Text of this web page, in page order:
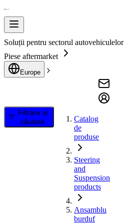
Soluții pentru sectorul autovehiculelor
Piese aftermarket
Europe
Filtrare și
căutare
Catalog
de
produse
Steering
and
Suspension
products
Ansamblu
burduf